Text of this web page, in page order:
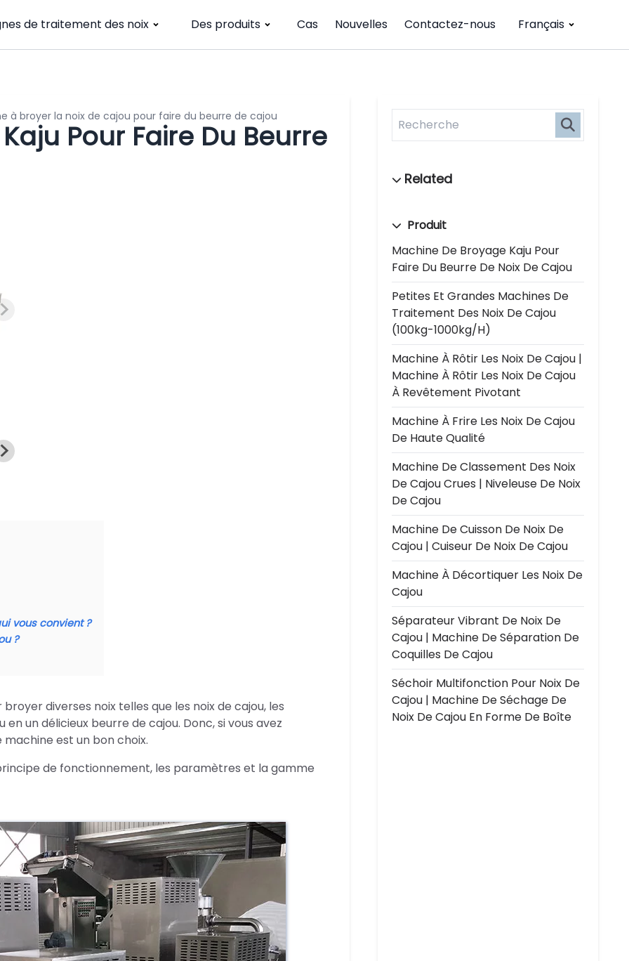
de traitement des noix Des produits Cas Nouvelles Contactez-nous Français
à broyer la noix de cajou pour faire du beurre de cajou
Pour Faire Du Beurre
vous convient ?
?
diverses noix telles que les noix de cajou, les
un délicieux beurre de cajou. Donc, si vous avez
est un bon choix.
de fonctionnement, les paramètres et la gamme
Produit
Machine De Broyage Kaju Pour
Faire Du Beurre De Noix De Cajou
Petites Et Grandes Machines De
Traitement Des Noix De Cajou
(100kg-1000kg/h)
Machine À Rôtir Les Noix De Cajou |
Machine À Rôtir Les Noix De Cajou
À Revêtement Pivotant
Machine À Frire Les Noix De Cajou
De Haute Qualité
Machine De Classement Des Noix
De Cajou Crues | Niveleuse De Noix
De Cajou
Machine De Cuisson De Noix De
Cajou | Cuiseur De Noix De Cajou
Machine À Décortiquer Les Noix De
Cajou
Séparateur Vibrant De Noix De
Cajou | Machine De Séparation De
Coquilles De Cajou
Séchoir Multifonction Pour Noix De
Cajou | Machine De Séchage De
Noix De Cajou En Forme De Boîte